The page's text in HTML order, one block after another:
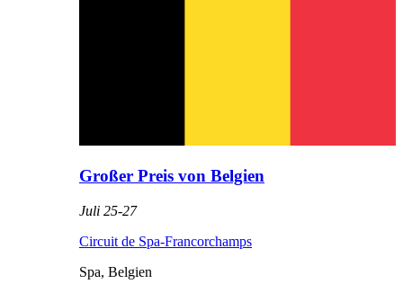
Großer Preis von Belgien
Juli 25-27
Circuit de Spa-Francorchamps
Spa, Belgien